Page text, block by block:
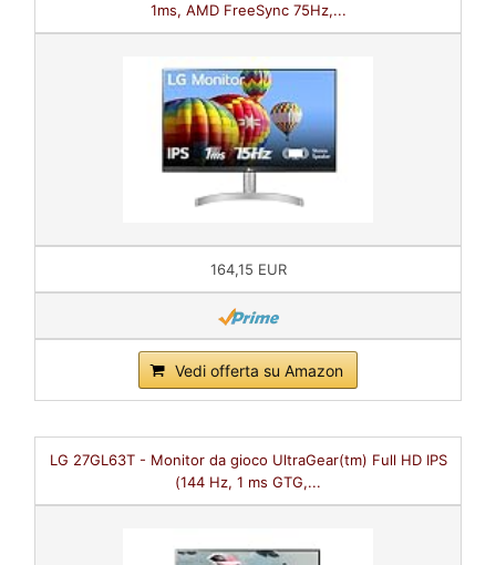
1ms, AMD FreeSync 75Hz,...
164,15 EUR
Vedi offerta su Amazon
LG 27GL63T - Monitor da gioco UltraGear(tm) Full HD IPS
(144 Hz, 1 ms GTG,...